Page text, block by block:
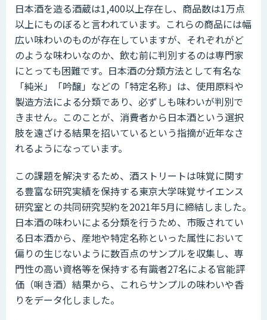
日本酒を造る酒蔵は1,400以上存在し、商品数は1万点
以上にものぼると言われています。これらの商品には幅
広い味わいのものが存在していますが、それぞれがど
のような味わいなのか、飲む前に判別するのは専門家
にとっても困難です。日本酒の分類方法として有名な
「純米」「吟醸」などの「特定名称」は、使用原料や
製造方法による分類であり、必ずしも味わいが判別で
きません。このことが、消費者から日本酒という選択
肢を遠ざける結果を招いているという指摘が近年なさ
れるようになっています。
この課題を解決するため、酒ストリートは味覚に関す
る豊富な研究実績を保持する東京大学味覚サイエンス
研究室との共同研究契約を2021年5月に締結しました。
日本酒の味わいによる分類を行うため、市販されてい
る日本酒から、産地や特定名称といった属性において
偏りの生じないように数百点のサンプルを収集し、専
門性の高い資格等を保持する有識者27名による官能評
価（唎き酒）結果から、これらサンプルの味わいや香
りをデータ化しました。